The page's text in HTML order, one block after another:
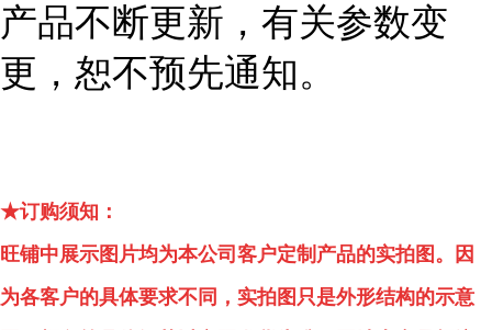
产品不断更新，有关参数变
更，恕不预先通知。
★订购须知：
旺铺中展示图片均为本公司客户定制产品的实拍图。因
为各客户的具体要求不同，实拍图只是外形结构的示意